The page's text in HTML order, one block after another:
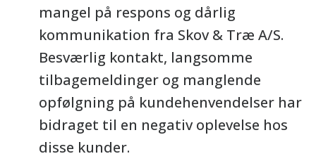
mangel på respons og dårlig
kommunikation fra Skov & Træ A/S.
Besværlig kontakt, langsomme
tilbagemeldinger og manglende
opfølgning på kundehenvendelser har
bidraget til en negativ oplevelse hos
disse kunder.